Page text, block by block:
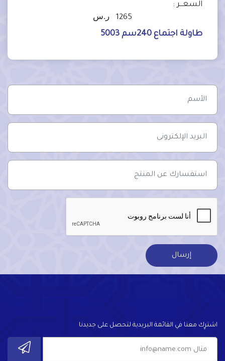
السعـــر :
1265
ر.س
طاولة اجتماع 240سم 5003
اشترٍك معنا في القائمة البريدية لتحصل على جديدنا